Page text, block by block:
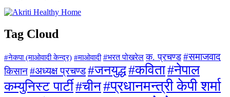
Tag Cloud
#नेकपा (माओवादी केन्द्र) #माओवादी #भरत पोखरेल क. प्रचण्ड #समाजवाद
किसान#अध्यक्ष प्रचण्ड#जनयुद्ध#कविता#नेपाल
कम्युनिस्ट पार्टी#चीन#प्रधानमन्त्री केपी शर्मा